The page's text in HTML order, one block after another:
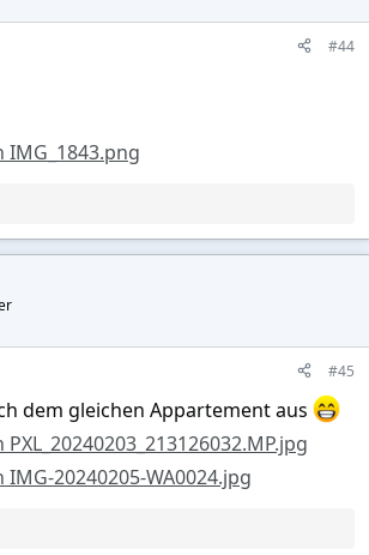
#44
#45
dem gleichen Appartement aus
20240205-WA0024.jpg